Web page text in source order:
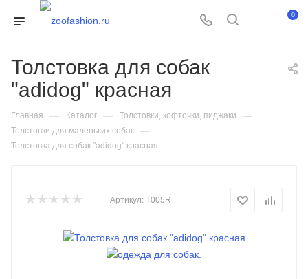
0
Толстовка для собак
"adidog" красная
Главная — Каталог — Толстовки, кофточки, пиджаки —
Толстовки для маленьких собак —
Толстовка для собак "adidog" красная
Артикул: T005R